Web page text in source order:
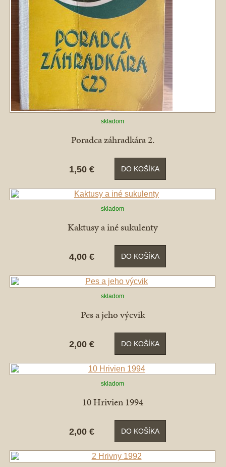
skladom
Poradca záhradkára 2.
1,50 € DO KOŠÍKA
skladom
Kaktusy a iné sukulenty
4,00 € DO KOŠÍKA
skladom
Pes a jeho výcvik
2,00 € DO KOŠÍKA
skladom
10 Hrivien 1994
2,00 € DO KOŠÍKA